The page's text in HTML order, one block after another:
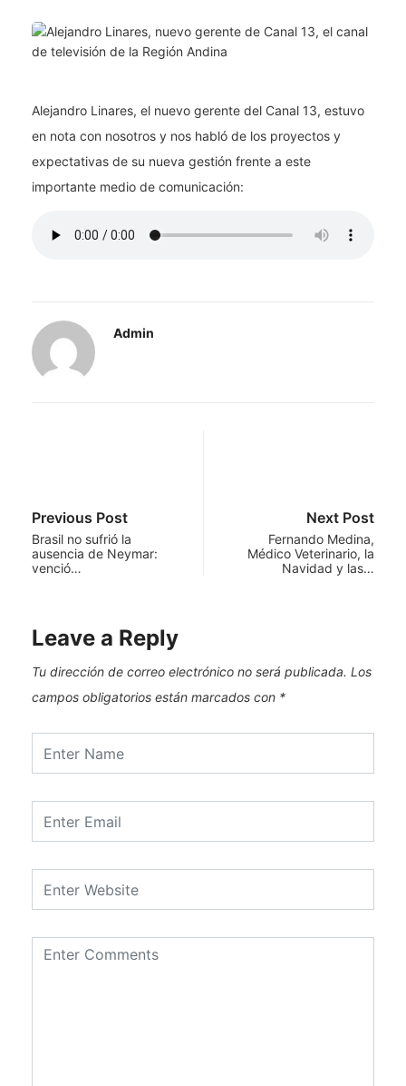
Alejandro Linares, el nuevo gerente del Canal 13, estuvo
en nota con nosotros y nos habló de los proyectos y
expectativas de su nueva gestión frente a este
importante medio de comunicación:
Admin
Previous Post
Brasil no sufrió la
ausencia de Neymar:
venció…
Next Post
Fernando Medina,
Médico Veterinario, la
Navidad y las…
Leave a Reply
Tu dirección de correo electrónico no será publicada. Los
campos obligatorios están marcados con *